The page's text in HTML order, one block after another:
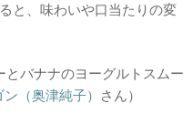
と、味わいや口当たりの変
とバナナのヨーグルトスムー
（奥津純子） さん）